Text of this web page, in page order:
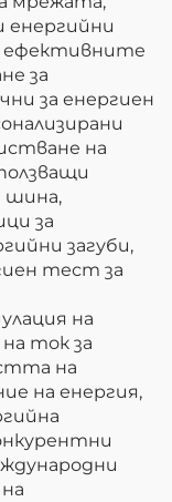
енергийни
ефективните
за
за енергиен
на
шина,
за
загуби,
тест за
на
ток за
на
на енергия,